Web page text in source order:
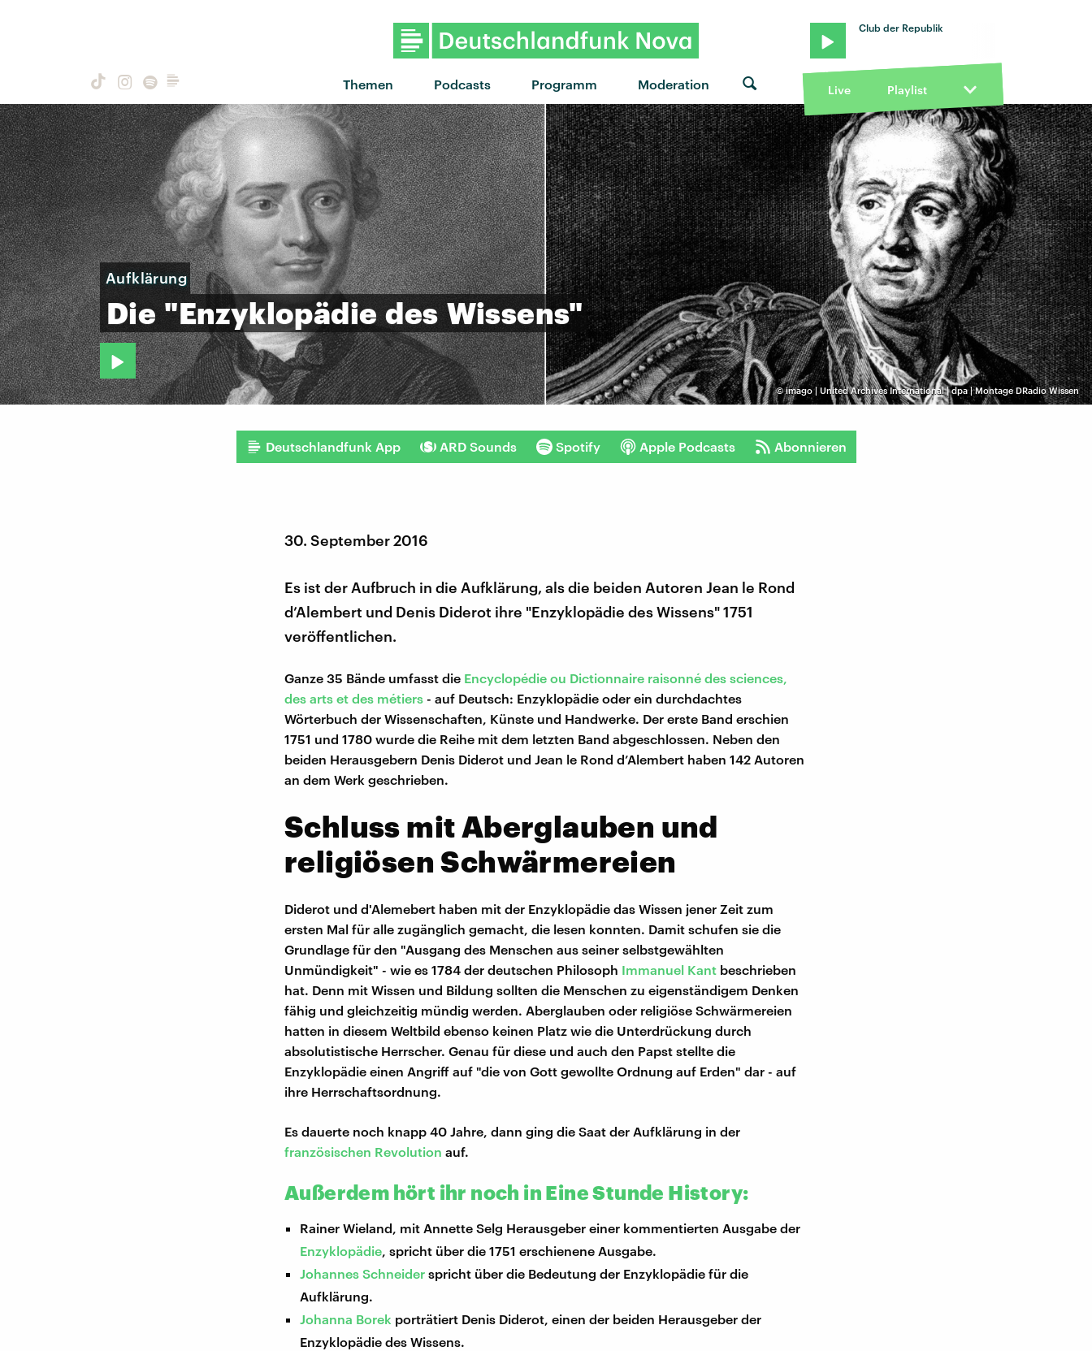
Themen Podcasts Programm Moderation
Club der Republik
Live Playlist
©imago | United Archives International | dpa | Montage DRadio Wissen
Aufklärung
Die "Enzyklopädie des Wissens"
Deutschlandfunk App ARD Sounds Spotify Apple Podcasts Abonnieren
30. September 2016
Es ist der Aufbruch in die Aufklärung, als die beiden Autoren Jean le Rond
d’Alembert und Denis Diderot ihre "Enzyklopädie des Wissens" 1751
veröffentlichen.
Ganze 35 Bände umfasst die Encyclopédie ou Dictionnaire raisonné des sciences,
des arts et des métiers - auf Deutsch: Enzyklopädie oder ein durchdachtes
Wörterbuch der Wissenschaften, Künste und Handwerke. Der erste Band erschien
1751 und 1780 wurde die Reihe mit dem letzten Band abgeschlossen. Neben den
beiden Herausgebern Denis Diderot und Jean le Rond d’Alembert haben 142 Autoren
an dem Werk geschrieben.
Schluss mit Aberglauben und
religiösen Schwärmereien
Diderot und d'Alemebert haben mit der Enzyklopädie das Wissen jener Zeit zum
ersten Mal für alle zugänglich gemacht, die lesen konnten. Damit schufen sie die
Grundlage für den "Ausgang des Menschen aus seiner selbstgewählten
Unmündigkeit" - wie es 1784 der deutschen Philosoph Immanuel Kant beschrieben
hat. Denn mit Wissen und Bildung sollten die Menschen zu eigenständigem Denken
fähig und gleichzeitig mündig werden. Aberglauben oder religiöse Schwärmereien
hatten in diesem Weltbild ebenso keinen Platz wie die Unterdrückung durch
absolutistische Herrscher. Genau für diese und auch den Papst stellte die
Enzyklopädie einen Angriff auf "die von Gott gewollte Ordnung auf Erden" dar - auf
ihre Herrschaftsordnung.
Es dauerte noch knapp 40 Jahre, dann ging die Saat der Aufklärung in der
französischen Revolution auf.
Außerdem hört ihr noch in Eine Stunde History:
Rainer Wieland, mit Annette Selg Herausgeber einer kommentierten Ausgabe der
Enzyklopädie, spricht über die 1751 erschienene Ausgabe.
Johannes Schneider spricht über die Bedeutung der Enzyklopädie für die
Aufklärung.
Johanna Borek porträtiert Denis Diderot, einen der beiden Herausgeber der
Enzyklopädie des Wissens.